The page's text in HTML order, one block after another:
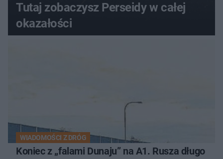
Tutaj zobaczysz Perseidy w całej
okazałości
WIADOMOŚCI Z DRÓG
Koniec z „falami Dunaju” na A1. Rusza długo